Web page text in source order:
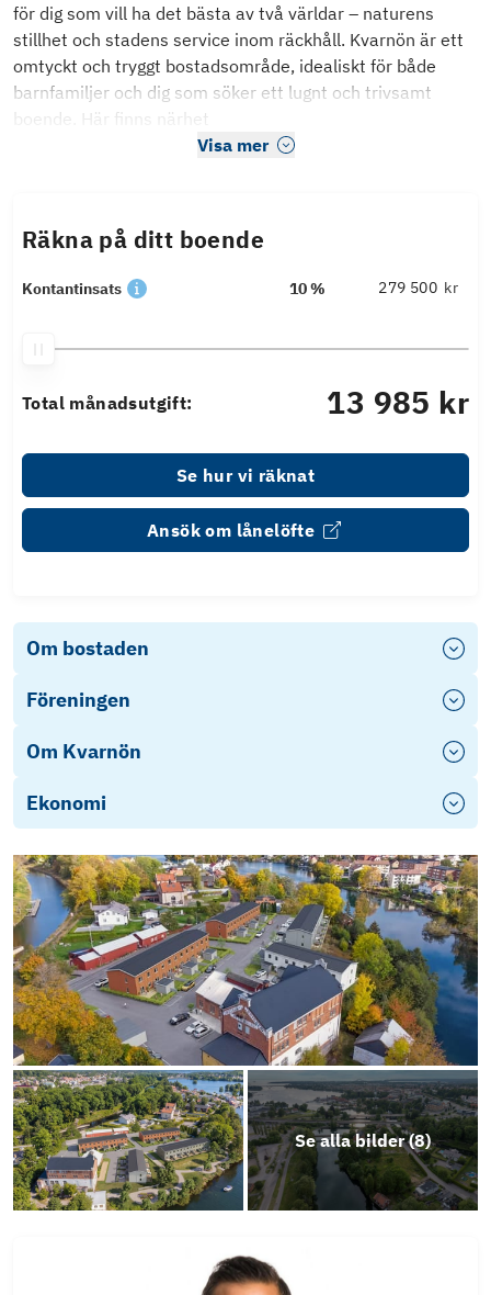
för dig som vill ha det bästa av två världar – naturens
stillhet och stadens service inom räckhåll. Kvarnön är ett
omtyckt och tryggt bostadsområde, idealiskt för både
barnfamiljer och dig som söker ett lugnt och trivsamt
boende. Här finns närhet
Visa mer
Räkna på ditt boende
Kontantinsats 10 % kr
Total månadsutgift: 13 985 kr
Se hur vi räknat
Ansök om lånelöfte
Om bostaden
Föreningen
Om Kvarnön
Ekonomi
Se alla bilder (8)